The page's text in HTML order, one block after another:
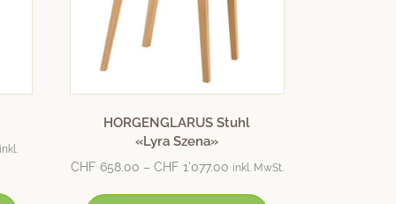
HORGENGLARUS Stuhl
«Lyra Szena»
CHF 658.00 – CHF 1'077.00 inkl. MwSt.